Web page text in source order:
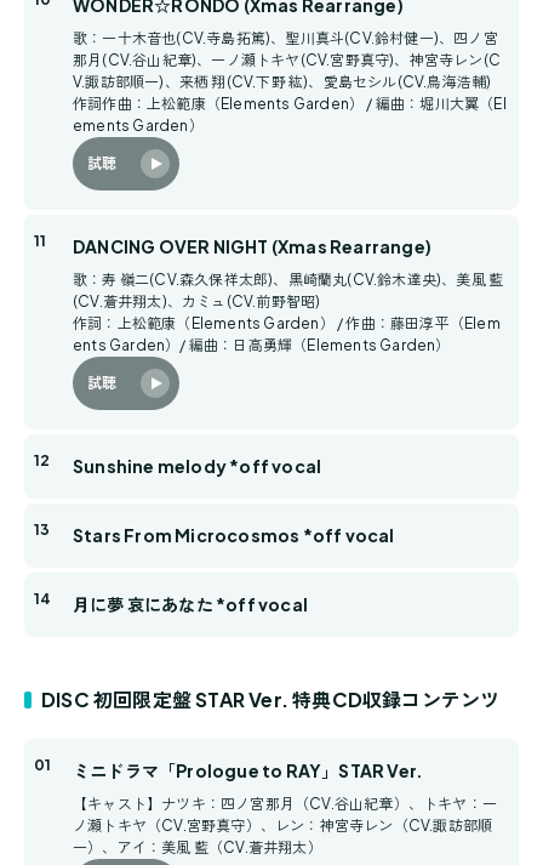
WONDER☆RONDO (Xmas Rearrange)
歌：一十木音也(CV.寺島拓篤)、聖川真斗(CV.鈴村健一)、四ノ宮
那月(CV.谷山紀章)、一ノ瀬トキヤ(CV.宮野真守)、神宮寺レン(C
V.諏訪部順一)、来栖 翔(CV.下野 紘)、愛島セシル(CV.鳥海浩輔)
作詞作曲：上松範康（Elements Garden） / 編曲：堀川大翼（El
ements Garden）
試聴
DANCING OVER NIGHT (Xmas Rearrange)
歌：寿 嶺二(CV.森久保祥太郎)、黒崎蘭丸(CV.鈴木達央)、美風 藍
(CV.蒼井翔太)、カミュ(CV.前野智昭)
作詞：上松範康（Elements Garden） / 作曲：藤田淳平（Elem
ents Garden）/ 編曲：日高勇輝（Elements Garden）
試聴
Sunshine melody *off vocal
Stars From Microcosmos *off vocal
月に夢 哀にあなた *off vocal
DISC 初回限定盤 STAR Ver. 特典CD収録コンテンツ
ミニドラマ「Prologue to RAY」STAR Ver.
【キャスト】ナツキ：四ノ宮那月（CV.谷山紀章）、トキヤ：一
ノ瀬トキヤ（CV.宮野真守）、レン：神宮寺レン（CV.諏訪部順
一）、アイ：美風 藍（CV.蒼井翔太）